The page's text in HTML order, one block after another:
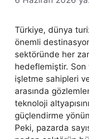
Türkiye, dünya
önemli
sektöründe her
hedeflemiştir. Son
işletme sahipleri
arasında
teknoloji
güçlendirme
Peki, pazarda